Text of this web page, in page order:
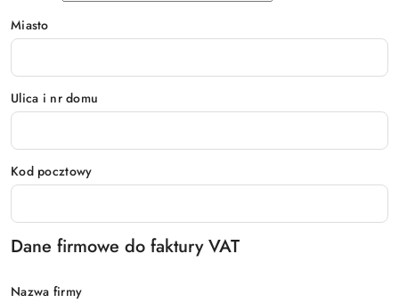
Miasto
Ulica i nr domu
Kod pocztowy
Dane firmowe do faktury VAT
Nazwa firmy